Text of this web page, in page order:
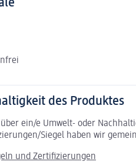
des Produktes
ein/e Umwelt- oder
Siegel haben wir
und Zertifizierungen